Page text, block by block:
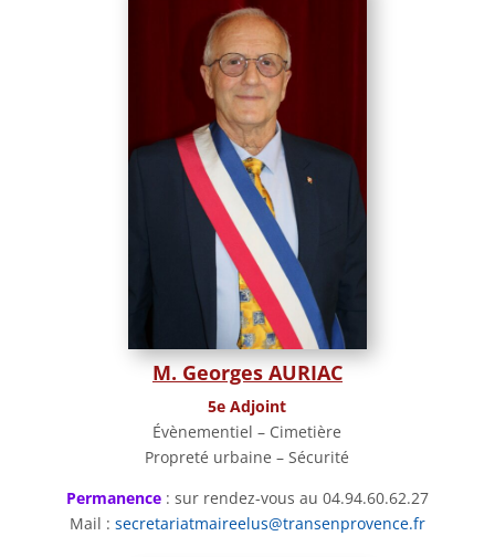
M. Georges AURIAC
5e Adjoint
Évènementiel – Cimetière
Propreté urbaine – Sécurité
Permanence : sur rendez-vous au 04.94.60.62.27
Mail : secretariatmaireelus@transenprovence.fr